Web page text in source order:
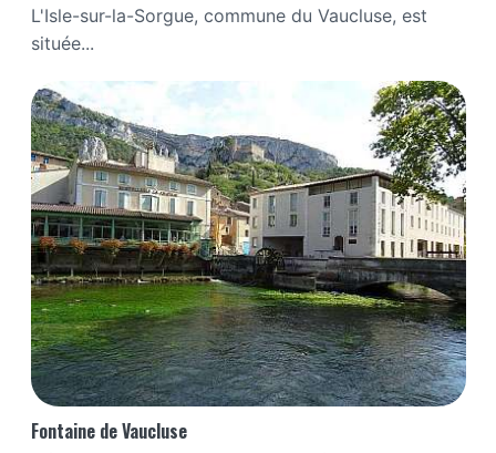
L'Isle-sur-la-Sorgue, commune du Vaucluse, est
située...
Fontaine de Vaucluse